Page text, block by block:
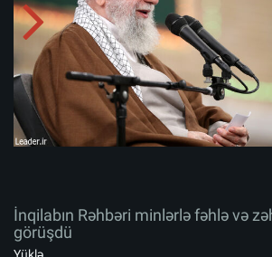
İnqilabın Rəhbəri minlərlə fəhlə və
görüşdü